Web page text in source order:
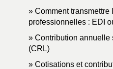
Comment
professionnelles : EDI
Contribution annuelle
(CRL)
Cotisations et